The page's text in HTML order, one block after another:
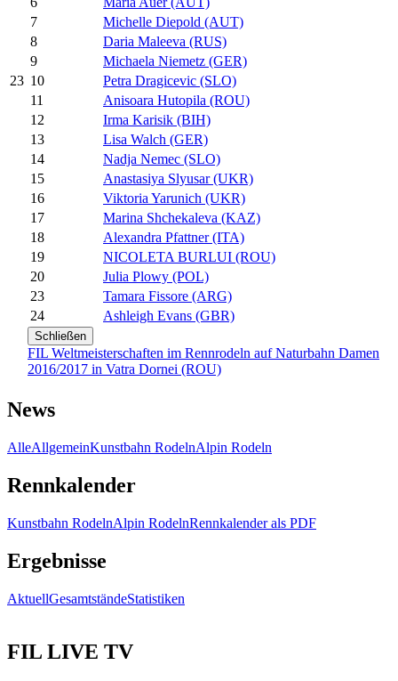
23
7
Michelle Diepold (AUT)
8
Daria Maleeva (RUS)
9
Michaela Niemetz (GER)
10
Petra Dragicevic (SLO)
11
Anisoara Hutopila (ROU)
12
Irma Karisik (BIH)
13
Lisa Walch (GER)
14
Nadja Nemec (SLO)
15
Anastasiya Slyusar (UKR)
16
Viktoria Yarunich (UKR)
17
Marina Shchekaleva (KAZ)
18
Alexandra Pfattner (ITA)
19
NICOLETA BURLUI (ROU)
20
Julia Plowy (POL)
23
Tamara Fissore (ARG)
24
Ashleigh Evans (GBR)
Schließen
FIL Weltmeisterschaften im Rennrodeln auf Naturbahn Damen
2016/2017 in Vatra Dornei (ROU)
News
AlleAllgemeinKunstbahn RodelnAlpin Rodeln
Rennkalender
Kunstbahn RodelnAlpin RodelnRennkalender als PDF
Ergebnisse
AktuellGesamtständeStatistiken
FIL LIVE TV